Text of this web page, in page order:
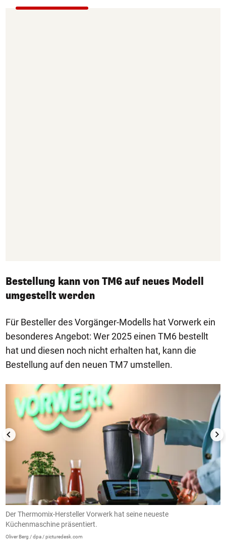
Bestellung kann von TM6 auf neues Modell
umgestellt werden
Für Besteller des Vorgänger-Modells hat Vorwerk ein
besonderes Angebot: Wer 2025 einen TM6 bestellt
hat und diesen noch nicht erhalten hat, kann die
Bestellung auf den neuen TM7 umstellen.
1/4
Der Thermomix-Hersteller Vorwerk hat seine neueste
Küchenmaschine präsentiert.
Oliver Berg / dpa / picturedesk.com